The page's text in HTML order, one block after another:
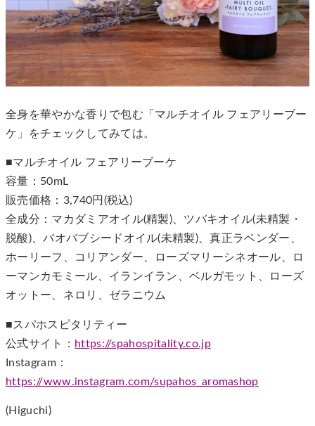
全身を華やかな香りで包む「マルチオイル フェアリーブー
ケ」をチェックしてみては。
■マルチオイル フェアリーブーケ
容量：50mL
販売価格：3,740円(税込)
全成分：マカダミアオイル(精製)、ツバキオイル(未精製・
脱酸)、バオバブシードオイル(未精製)、真正ラベンダー、
ホーリーフ、コリアンダー、ローズマリーシネオール、ロ
ーマンカモミール、イランイラン、ベルガモット、ローズ
オットー、ネロリ、ゼラニウム
■スパホスピタリティー
公式サイト： https://spahospitality.co.jp
Instagram：
https://www.instagram.com/supahos_aromashop
(Higuchi)